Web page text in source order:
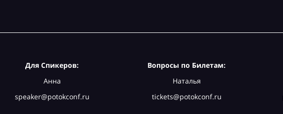
Для Спикеров:
Анна
speaker@potokconf.ru
Вопросы по Билетам:
Наталья
tickets@potokconf.ru